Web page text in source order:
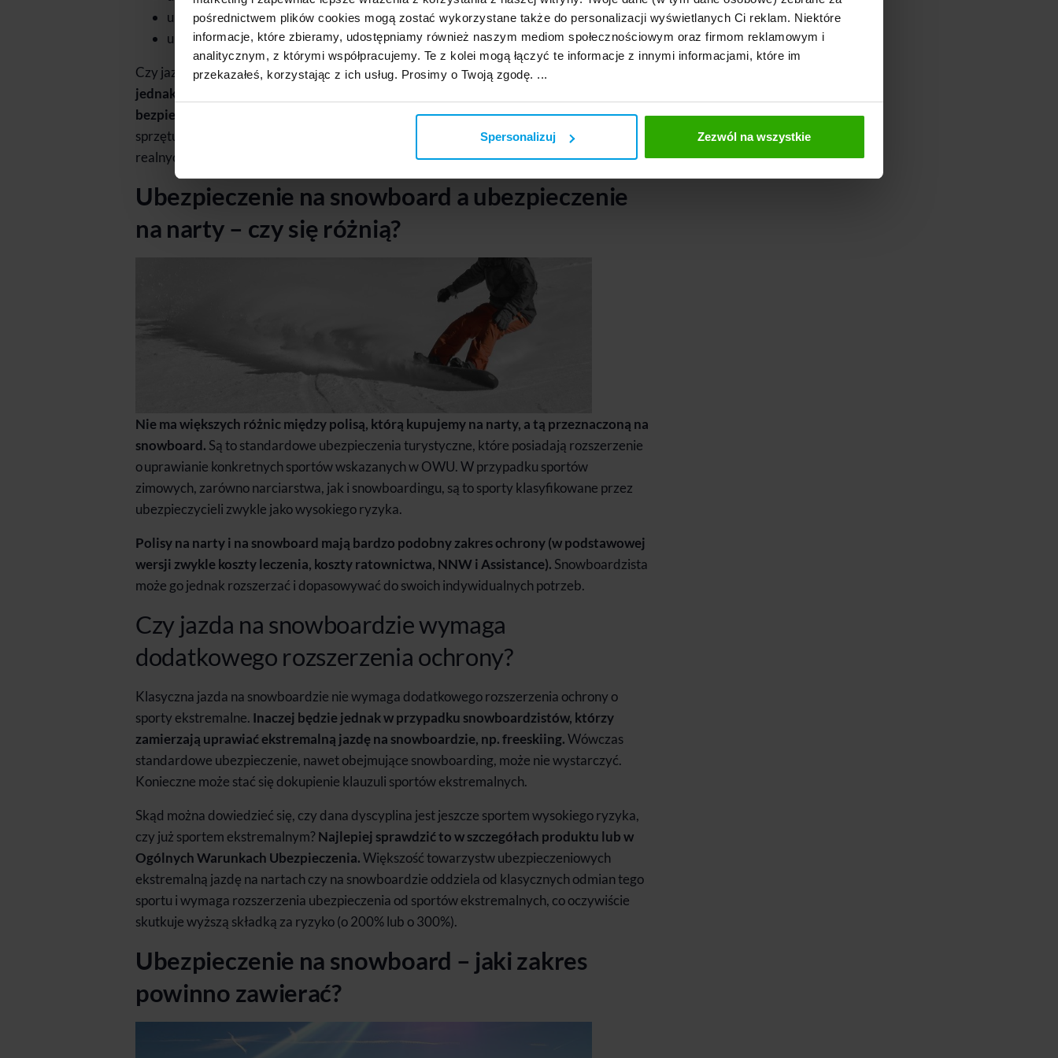
pośrednictwem plików cookies mogą zostać wykorzystane także do personalizacji wyświetlanych Ci reklam. Niektóre
informacje, które zbieramy, udostępniamy również naszym mediom społecznościowym oraz firmom reklamowym i
analitycznym, z którymi współpracujemy. Te z kolei mogą łączyć te informacje z innymi informacjami, które im
przekazałeś, korzystając z ich usług. Prosimy o Twoją zgodę. ...
Spersonalizuj Zezwól na wszystkie
urazy kończyn dolnych: 38%,
urazy głowy, tułowia i pozostałych części ciała: 25%.
Czy jazda na snowboardzie jest więc bezpieczna? Z pewnością może taka być.
jednak zachowania dużej ostrożności i stosowania się do podstawowych zasad
bezpieczeństwa.
Wybierając się na snowboard, warto sprawdzić sprawność swojego
sprzętu, zadbać o przygotowanie kondycyjne, a w końcu – wybrać stok dopasowany do
realnych możliwości. Brawura się nie opłaca!
Ubezpieczenie na snowboard a ubezpieczenie
na narty – czy się różnią?
Nie ma większych różnic między polisą, którą kupujemy na narty, a tą przeznaczoną na
snowboard. Są to standardowe ubezpieczenia turystyczne, które posiadają rozszerzenie
o uprawianie konkretnych sportów wskazanych w OWU.W przypadku sportów
zimowych, zarówno narciarstwa, jak i snowboardingu, są to sporty klasyfikowane przez
ubezpieczycieli zwykle jako wysokiego ryzyka.
Polisy na narty i na snowboard mają bardzo podobny zakres ochrony (w podstawowej
wersji zwykle koszty leczenia, koszty ratownictwa, NNW i Assistance). Snowboardzista
może go jednak rozszerzać i dopasowywać do swoich indywidualnych potrzeb.
Czy jazda na snowboardzie wymaga
dodatkowego rozszerzenia ochrony?
Klasyczna jazda na snowboardzie nie wymaga dodatkowego rozszerzenia ochrony o
sporty ekstremalne. Inaczej będzie jednak w przypadku snowboardzistów, którzy
zamierzają uprawiać ekstremalną jazdę na snowboardzie, np. freeskiing.Wówczas
standardowe ubezpieczenie, nawet obejmujące snowboarding, może nie wystarczyć.
Konieczne może stać się dokupienie klauzuli sportów ekstremalnych.
Skąd można dowiedzieć się, czy dana dyscyplina jest jeszcze sportem wysokiego ryzyka,
czy już sportem ekstremalnym? Najlepiej sprawdzić to w szczegółach produktu lub w
Ogólnych Warunkach Ubezpieczenia.Większość towarzystw ubezpieczeniowych
ekstremalną jazdę na nartach czy na snowboardzie oddziela od klasycznych odmian tego
sportu i wymaga rozszerzenia ubezpieczenia od sportów ekstremalnych, co oczywiście
skutkuje wyższą składką za ryzyko (o 200% lub o 300%).
Ubezpieczenie na snowboard – jaki zakres
powinno zawierać?